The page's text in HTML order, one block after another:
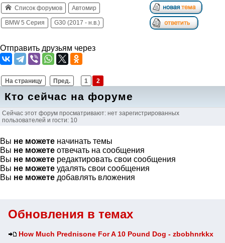
Обновления в темах
How Much Prednisone For A 10 Pound Dog - zbobhnrkkx
Список форумов Автомир
BMW 5 Серия G30 (2017 - н.в.)
Отправить друзьям через
На страницу Пред. 1 2
Кто сейчас на форуме
Сейчас этот форум просматривают: нет зарегистрированных
пользователей и гости: 10
Вы не можете начинать темы
Вы не можете отвечать на сообщения
Вы не можете редактировать свои сообщения
Вы не можете удалять свои сообщения
Вы не можете добавлять вложения